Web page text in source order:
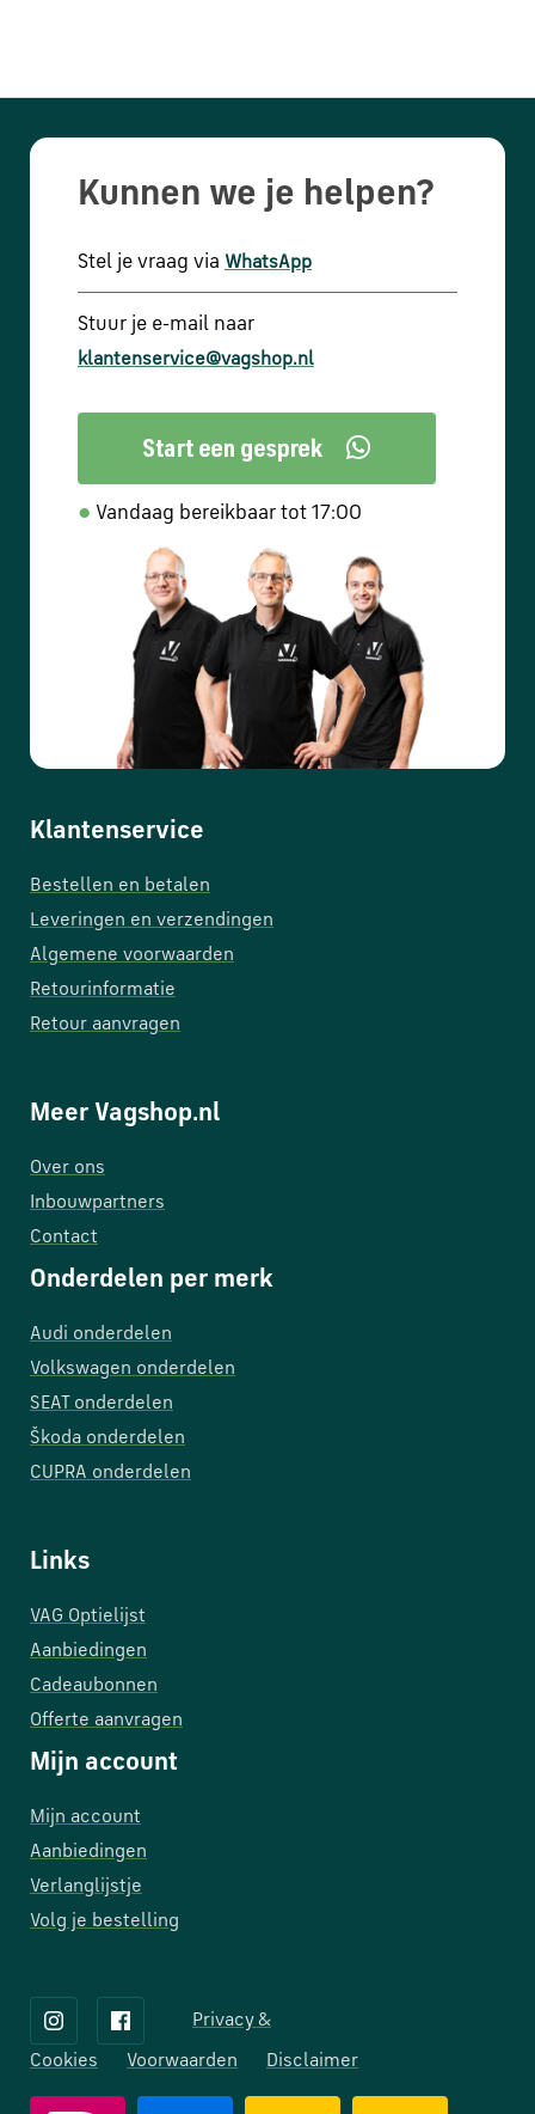
Kunnen we je helpen?
Stel je vraag via WhatsApp
Stuur je e-mail naar
klantenservice@vagshop.nl
● Vandaag bereikbaar tot 17:00
Klantenservice
Bestellen en betalen
Leveringen en verzendingen
Algemene voorwaarden
Retourinformatie
Retour aanvragen
Meer Vagshop.nl
Over ons
Inbouwpartners
Contact
Onderdelen per merk
Audi onderdelen
Volkswagen onderdelen
SEAT onderdelen
Škoda onderdelen
CUPRA onderdelen
Links
VAG Optielijst
Aanbiedingen
Cadeaubonnen
Offerte aanvragen
Mijn account
Mijn account
Aanbiedingen
Verlanglijstje
Volg je bestelling
Privacy &
Cookies Voorwaarden Disclaimer